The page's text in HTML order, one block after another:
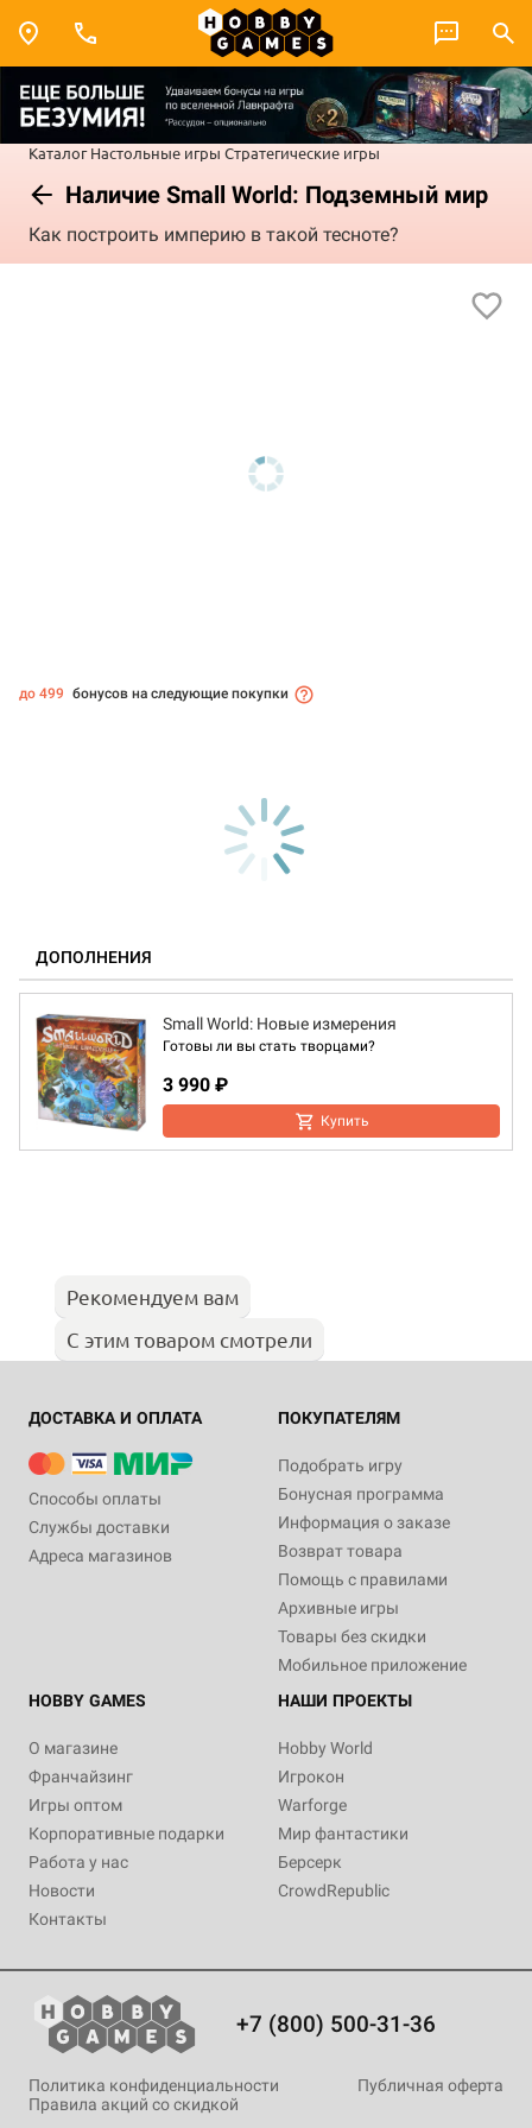
Каталог Настольные игры Стратегические игры
Наличие Small World: Подземный мир
Как построить империю в такой тесноте?
до 499 бонусов на следующие покупки
ДОПОЛНЕНИЯ
Small World: Новые измерения
Готовы ли вы стать творцами?
3 990 ₽
Купить
Рекомендуем вам
С этим товаром смотрели
ДОСТАВКА И ОПЛАТА
Способы оплаты
Службы доставки
Адреса магазинов
ПОКУПАТЕЛЯМ
Подобрать игру
Бонусная программа
Информация о заказе
Возврат товара
Помощь с правилами
Архивные игры
Товары без скидки
Мобильное приложение
HOBBY GAMES
О магазине
Франчайзинг
Игры оптом
Корпоративные подарки
Работа у нас
Новости
Контакты
НАШИ ПРОЕКТЫ
Hobby World
Игрокон
Warforge
Мир фантастики
Берсерк
CrowdRepublic
+7 (800) 500-31-36
Политика конфиденциальности
Публичная оферта
Правила акций со скидкой